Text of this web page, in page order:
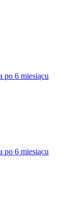
po 6 miesiącu
po 6 miesiącu